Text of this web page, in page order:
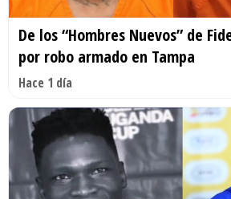
De los “Hombres Nuevos” de
por robo armado en Tampa
Hace 1 día